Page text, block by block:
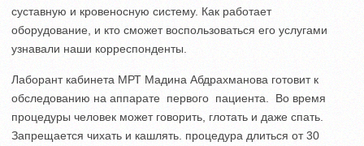
суставную и кровеносную систему. Как работает
оборудование, и кто сможет воспользоваться его услугами
узнавали наши корреспонденты.
Лаборант кабинета МРТ Мадина Абдрахманова готовит к
обследованию на аппарате первого пациента. Во время
процедуры человек может говорить, глотать и даже спать.
Запрещается чихать и кашлять. процедура длиться от 30